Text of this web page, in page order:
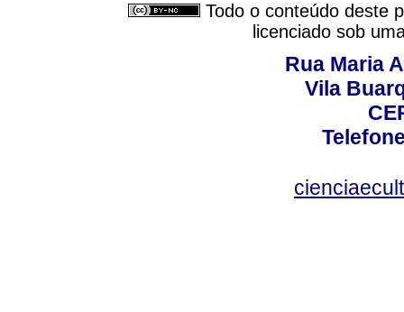
Todo o conteúdo deste
licenciado sob
Rua Maria
Vila